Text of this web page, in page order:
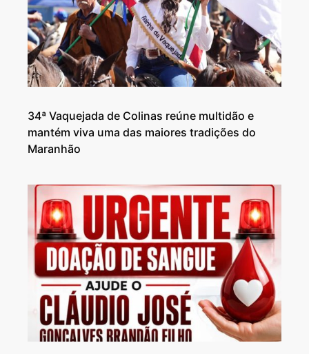
34ª Vaquejada de Colinas reúne multidão e
mantém viva uma das maiores tradições do
Maranhão